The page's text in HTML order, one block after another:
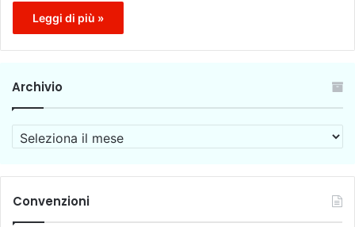
Leggi di più »
Archivio
r
iConvenzioni